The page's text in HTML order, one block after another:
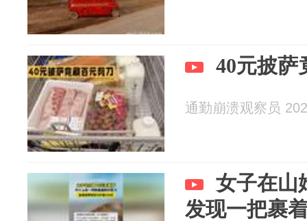
40元披萨
通勤崩溃观察员
女子在山
发现一把裹